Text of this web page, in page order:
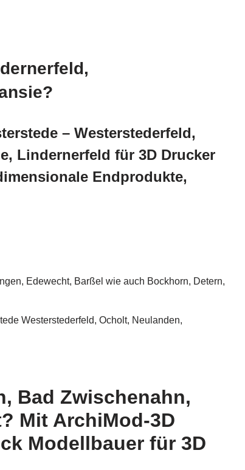
– Westerstederfeld,
Lindernerfeld für 3D Drucker
Endprodukte,
Edewecht, Barßel wie auch Bockhorn, Detern,
Westerstederfeld, Ocholt, Neulanden,
Bad Zwischenahn,
Mit ArchiMod-3D
Modellbauer für 3D